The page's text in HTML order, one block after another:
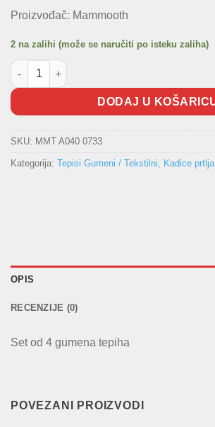
Proizvođač: Mammooth
2 na zalihi (može se naručiti po isteku zaliha)
Gumeni tepisi AUDI Q3 2011- količina
DODAJ U
SKU: MMT A040 0733
Kategorija: Tepisi Gumeni / Tekstilni, Kadice
OPIS
RECENZIJE (0)
Set od 4 gumena tepiha
POVEZANI PROIZVODI